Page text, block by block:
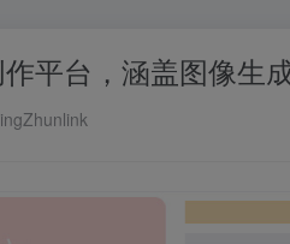
平台，涵盖图像生